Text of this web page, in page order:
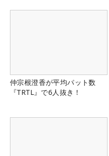
仲宗根澄香が平均パット数
『TRTL』で6人抜き！